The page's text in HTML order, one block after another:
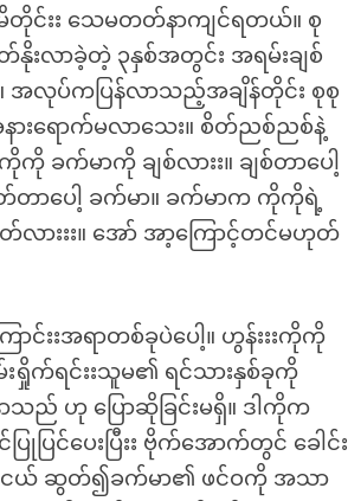
တိုင်းး သေမတတ်နာကျင်ရတယ်။ စု
နိုးလာခဲ့တဲ့ ၃နှစ်အတွင်း အရမ်းချစ်
အလုပ်ကပြန်လာသည့်အချိန်တိုင်း စုစု
ားရောက်မလာသေး။ စိတ်ညစ်ညစ်နဲ့
ခက်မာကို ချစ်လားး။ ချစ်တာပေါ့
ာပေါ့ ခက်မာ။ ခက်မာက ကိုကိုရဲ့
ားးး။ အော် အာ့ကြောင့်တင်မဟုတ်
းအရာတစ်ခုပဲပေါ့။ ဟွန်းးးကိုကို
ရှိုက်ရင်းးသူမ၏ ရင်သားနှစ်ခုကို
ည် ဟု ပြောဆိုခြင်းမရှိ။ ဒါကိုက
ပြင်ပေးပြီးး ဗိုက်အောက်တွင် ခေါင်း
းငယ် ဆွတ်၍ခက်မာ၏ ဖင်ဝကို အသာ